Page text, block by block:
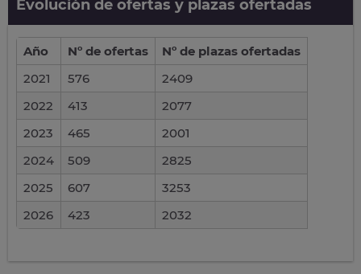
Evolución de ofertas y plazas ofertadas
Año Nº de ofertas
Nº de plazas ofertadas
2021
576
2409
2022
413
2077
2023
465
2001
2024
509
2825
2025
607
3253
2026
423 2032